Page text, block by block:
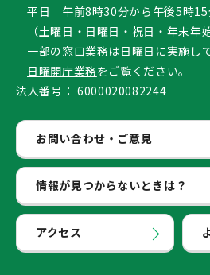
平日 午前8時30分から午後5時15
（土曜日・日曜日・祝日・年末年
一部の窓口業務は日曜日に実施し
日曜開庁業務をご覧ください。
法人番号： 6000020082244
お問い合わせ・ご意見
情報が見つからないときは？
アクセス